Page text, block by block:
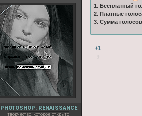
PHOTOSHOP: RENAISSANCE
творчество, которое открыто
1. Бесплатный
2. Платные
3. Сумма
+1